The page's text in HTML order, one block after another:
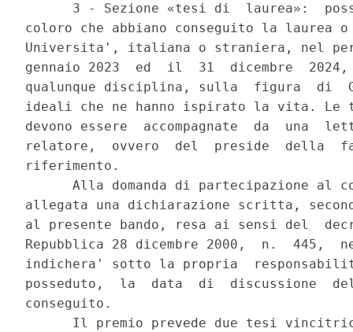
3 - Sezione «tesi di  laurea»:
coloro che abbiano conseguito la
Universita', italiana o straniera, nel
gennaio 2023  ed  il  31  dicembre
qualunque disciplina, sulla  figura  di
ideali che ne hanno ispirato la vita.
devono essere  accompagnate  da  una
relatore,  ovvero  del  preside  della
riferimento.
Alla domanda di partecipazione al
allegata una dichiarazione scritta,
al presente bando, resa ai sensi del
Repubblica 28 dicembre 2000,  n.  445,
indichera' sotto la propria
posseduto,  la  data  di  discussione
conseguito.
Il premio prevede due tesi